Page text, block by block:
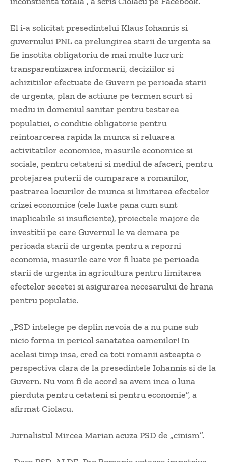
El i-a solicitat presedintelui Klaus Iohannis si
guvernului PNL ca prelungirea starii de urgenta sa
fie insotita obligatoriu de mai multe lucruri:
transparentizarea informarii, deciziilor si
achizitiilor efectuate de Guvern pe perioada starii
de urgenta, plan de actiune pe termen scurt si
mediu in domeniul sanitar pentru testarea
populatiei, o conditie obligatorie pentru
reintoarcerea rapida la munca si reluarea
activitatilor economice, masurile economice si
sociale, pentru cetateni si mediul de afaceri, pentru
protejarea puterii de cumparare a romanilor,
pastrarea locurilor de munca si limitarea efectelor
crizei economice (cele luate pana cum sunt
inaplicabile si insuficiente), proiectele majore de
investitii pe care Guvernul le va demara pe
perioada starii de urgenta pentru a reporni
economia, masurile care vor fi luate pe perioada
starii de urgenta in agricultura pentru limitarea
efectelor secetei si asigurarea necesarului de hrana
pentru populatie.
„PSD intelege pe deplin nevoia de a nu pune sub
nicio forma in pericol sanatatea oamenilor! In
acelasi timp insa, cred ca toti romanii asteapta o
perspectiva clara de la presedintele Iohannis si de la
Guvern. Nu vom fi de acord sa avem inca o luna
pierduta pentru cetateni si pentru economie”, a
afirmat Ciolacu.
Jurnalistul Mircea Marian acuza PSD de „cinism”.